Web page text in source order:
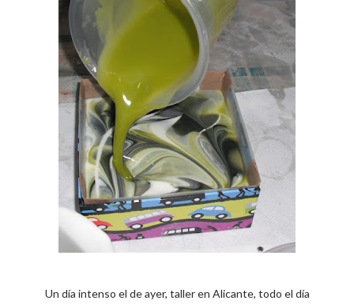
Un día intenso el de ayer, taller en Alicante, todo el día